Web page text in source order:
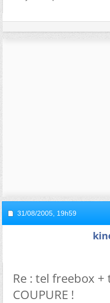
31/08/2005, 19h59
Re : tel freebox +
COUPURE !